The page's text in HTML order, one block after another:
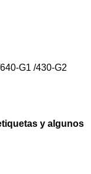
G1 /430-G2
y algunos